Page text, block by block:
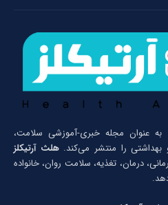
از سال 1396 به عنوان مجله خبری-آموزشی سلامت،
بهداشتی را منتشر می‌کند.هلث آرتیکلز
درمان، تغذیه، سلامت روان، خانواده